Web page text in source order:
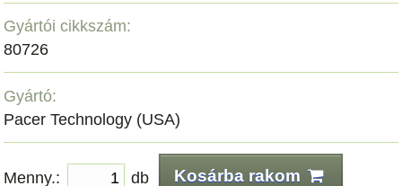
Gyártói cikkszám:
80726
Gyártó:
Pacer Technology (USA)
Menny.: db Kosárba rakom